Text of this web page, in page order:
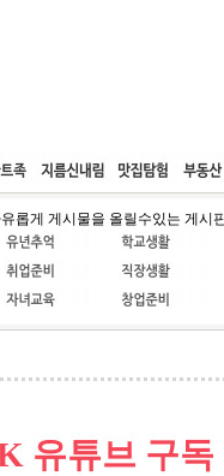
웹호스팅 공동구매
롭게 게시물을 올릴수있는 게시
유튜브 구